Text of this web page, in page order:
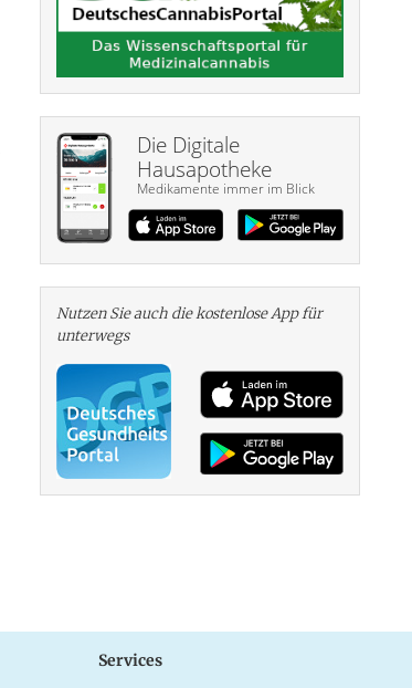
Die Digitale
Hausapotheke
Medikamente immer im Blick
Nutzen Sie auch die kosten­lose App für
unterwegs
Services